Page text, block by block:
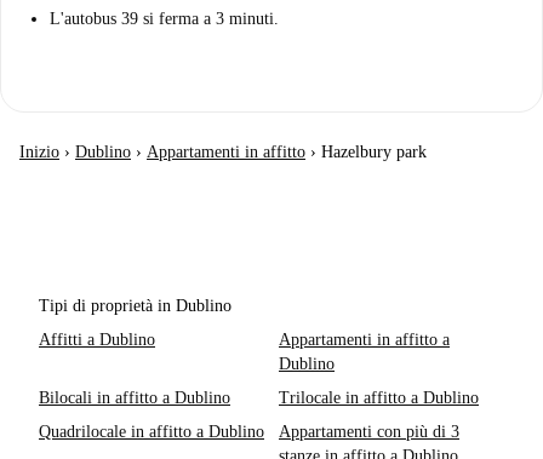
L'autobus 39 si ferma a 3 minuti.
Inizio › Dublino › Appartamenti in affitto › Hazelbury park
Tipi di proprietà in Dublino
Affitti a Dublino
Appartamenti in affitto a
Dublino
Bilocali in affitto a Dublino
Trilocale in affitto a Dublino
Quadrilocale in affitto a Dublino
Appartamenti con più di 3